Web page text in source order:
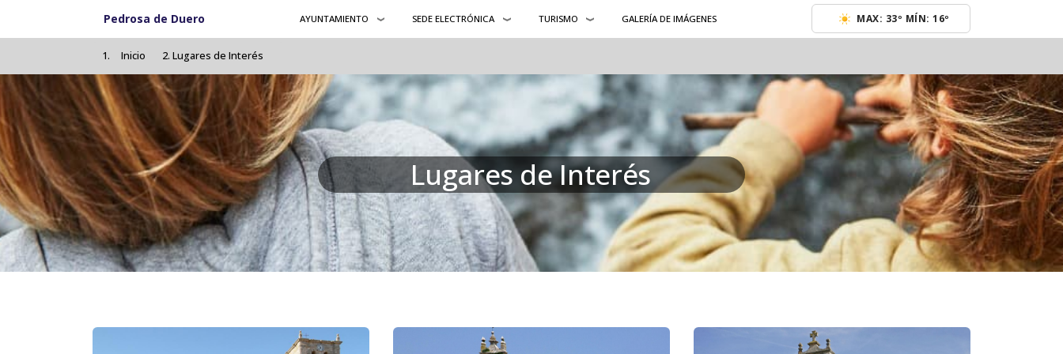
Pasar al contenido principal
Pedrosa de Duero AYUNTAMIENTO SEDE ELECTRÓNICA TURISMO GALERÍA DE IMÁGENES MAX: 33º MÍN: 16º
Inicio Lugares de Interés
Lugares de Interés